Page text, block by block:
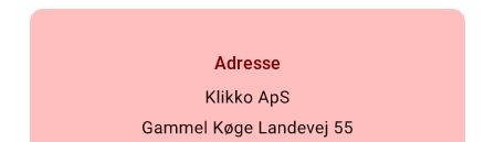
Adresse